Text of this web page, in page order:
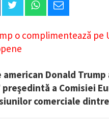
Donald
a Comisiei
comerciale